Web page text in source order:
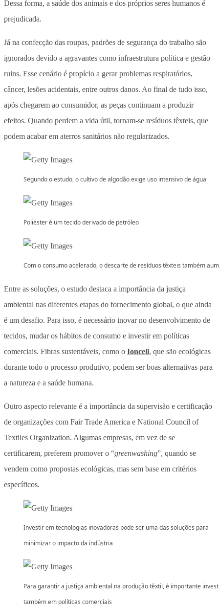
Dessa forma, a saúde dos animais e dos próprios seres humanos é
prejudicada.
Já na confecção das roupas, padrões de segurança do trabalho são
ignorados devido a agravantes como infraestrutura política e gestão
ruins. Esse cenário é propício a gerar problemas respiratórios,
câncer, lesões acidentais, entre outros danos. Ao final de tudo isso,
após chegarem ao consumidor, as peças continuam a produzir
efeitos. Quando perdem a vida útil, tornam-se resíduos têxteis, que
podem acabar em aterros sanitários não regularizados.
Segundo o estudo, o cultivo de algodão exige uso intensivo de água
Poliéster é um tecido derivado de petróleo
Com o consumo acelerado, o descarte de resíduos têxteis também
Entre as soluções, o estudo destaca a importância da justiça
ambiental nas diferentes etapas do fornecimento global, o que ainda
é um desafio. Para isso, é necessário inovar no desenvolvimento de
tecidos, mudar os hábitos de consumo e investir em políticas
comerciais. Fibras sustentáveis, como o Ioncell, que são ecológicas
durante todo o processo produtivo, podem ser boas alternativas para
a natureza e a saúde humana.
Outro aspecto relevante é a importância da supervisão e certificação
de organizações com Fair Trade America e National Council of
Textiles Organization. Algumas empresas, em vez de se
certificarem, preferem promover o “greenwashing”, quando se
vendem como propostas ecológicas, mas sem base em critérios
específicos.
Investir em tecnologias inovadoras pode ser uma das soluções para
minimizar o impacto da indústria
Para garantir a justiça ambiental na produção têxtil, é importante
também em políticas comerciais